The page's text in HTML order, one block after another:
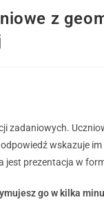
z
zadaniowych.
wskazuje im
jest prezentacja w
go w kilka